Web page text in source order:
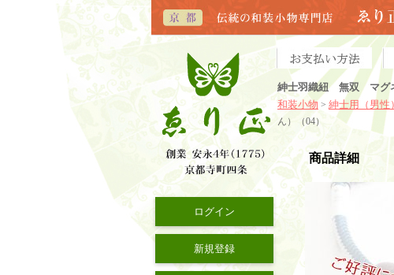
紳士羽織紐 無双 マグ
和装小物 > 紳士用（男性）
ん）（04）
ログイン
新規登録
商品詳細